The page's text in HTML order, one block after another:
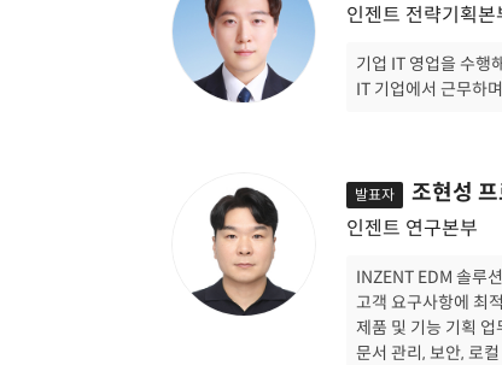
인젠트 전략기획본
기업 IT 영업을 수행
IT 기업에서 근무하
발표자 조현성
인젠트 연구본부
INZENT EDM 솔루
고객 요구사항에 최
제품 및 기능 기획
문서 관리, 보안, 로